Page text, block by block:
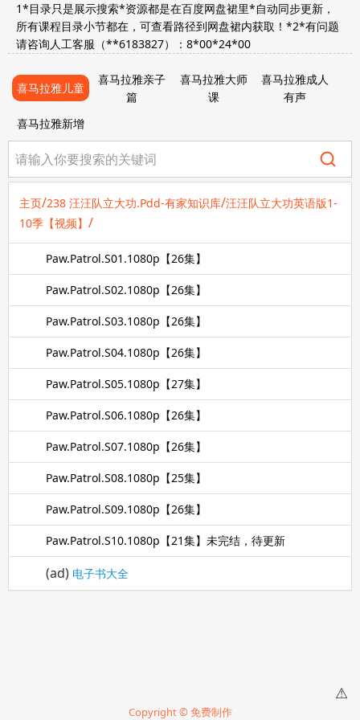
1*目录只是展示搜索*资源都是在百度网盘裙里*自动同步更新，
所有课程目录小节都在，可查看路径到网盘裙内获取！*2*有问题
请咨询人工客服（**6183827）：8*00*24*00
喜马拉雅儿童
喜马拉雅亲子
篇
喜马拉雅大师
课
喜马拉雅成人
有声
喜马拉雅新增
主页/238 汪汪队立大功.Pdd-有家知识库/汪汪队立大功英语版1-
10季【视频】 /
Paw.Patrol.S01.1080p【26集】
Paw.Patrol.S02.1080p【26集】
Paw.Patrol.S03.1080p【26集】
Paw.Patrol.S04.1080p【26集】
Paw.Patrol.S05.1080p【27集】
Paw.Patrol.S06.1080p【26集】
Paw.Patrol.S07.1080p【26集】
Paw.Patrol.S08.1080p【25集】
Paw.Patrol.S09.1080p【26集】
Paw.Patrol.S10.1080p【21集】未完结，待更新
(ad) 电子书大全
Copyright © 免费制作
⚠